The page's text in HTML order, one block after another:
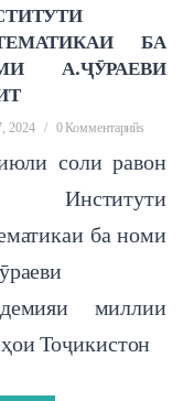
БА
А.ҶӮРАЕВИ
2024 / 0 Комментарийs
соли равон
Институти
ба номи
миллии
Тоҷикистон